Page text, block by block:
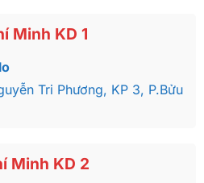
Minh KD 1
Tri Phương, KP 3, P.Bửu
Minh KD 2